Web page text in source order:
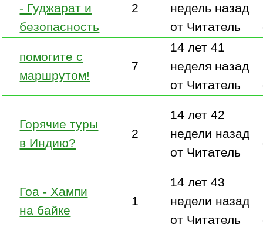
- Гуджарат и
безопасность
2
недель назад
от Читатель
помогите с
маршрутом!
7
14 лет 41
неделя назад
от Читатель
Горячие туры
в Индию?
2
14 лет 42
недели назад
от Читатель
Гоа - Хампи
на байке
1
14 лет 43
недели назад
от Читатель